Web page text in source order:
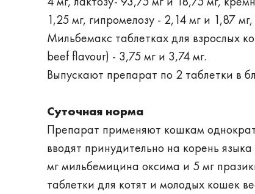
1,25 мг, гипромелозу - 2,14 мг и 1,87
Мильбемакс таблетках для взрослых
beef flavour) - 3,75 мг и 3,74 мг.
Выпускают препарат по 2 таблетки в
Суточная норма
Препарат применяют кошкам
вводят принудительно на корень
мг мильбемицина оксима и 5 мг
таблетки для котят и молодых кошек